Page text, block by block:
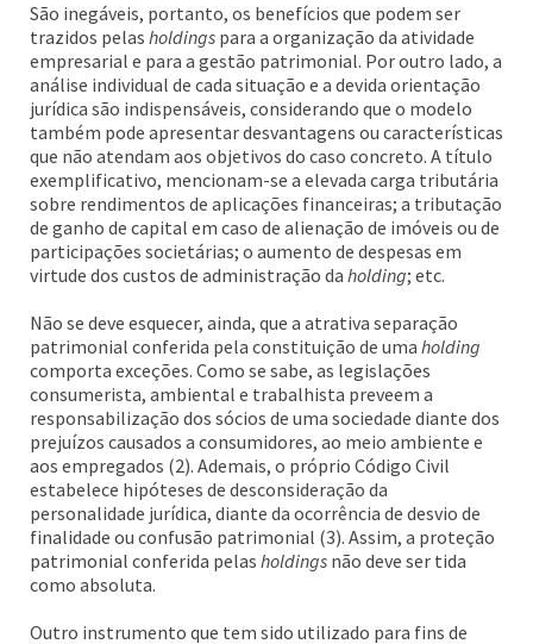
São inegáveis, portanto, os benefícios que podem ser
trazidos pelas holdings para a organização da atividade
empresarial e para a gestão patrimonial. Por outro lado, a
análise individual de cada situação e a devida orientação
jurídica são indispensáveis, considerando que o modelo
também pode apresentar desvantagens ou características
que não atendam aos objetivos do caso concreto. A título
exemplificativo, mencionam-se a elevada carga tributária
sobre rendimentos de aplicações financeiras; a tributação
de ganho de capital em caso de alienação de imóveis ou de
participações societárias; o aumento de despesas em
virtude dos custos de administração da holding; etc.
Não se deve esquecer, ainda, que a atrativa separação
patrimonial conferida pela constituição de uma holding
comporta exceções. Como se sabe, as legislações
consumerista, ambiental e trabalhista preveem a
responsabilização dos sócios de uma sociedade diante dos
prejuízos causados a consumidores, ao meio ambiente e
aos empregados (2). Ademais, o próprio Código Civil
estabelece hipóteses de desconsideração da
personalidade jurídica, diante da ocorrência de desvio de
finalidade ou confusão patrimonial (3). Assim, a proteção
patrimonial conferida pelas holdings não deve ser tida
como absoluta.
Outro instrumento que tem sido utilizado para fins de